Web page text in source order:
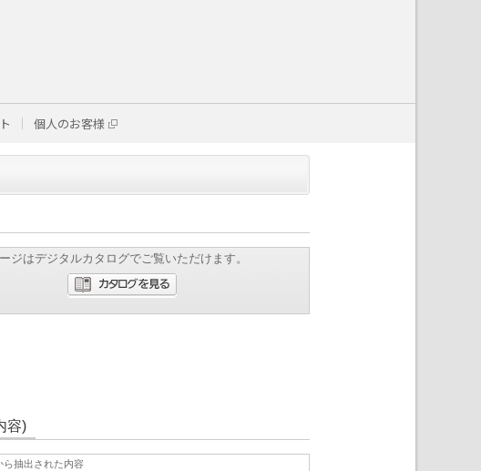
個人のお客様
ジはデジタルカタログでご覧いただけます。
容)
ら抽出された内容